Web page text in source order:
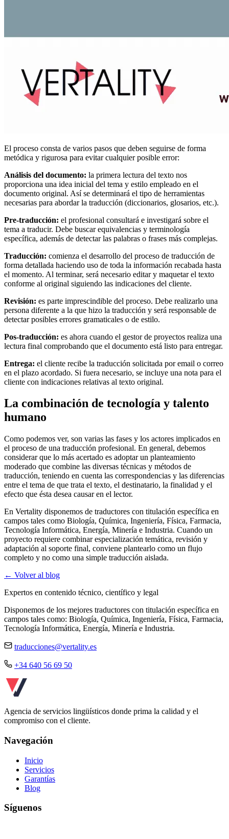
El proceso consta de varios pasos que deben seguirse de forma
metódica y rigurosa para evitar cualquier posible error:
Análisis del documento: la primera lectura del texto nos
proporciona una idea inicial del tema y estilo empleado en el
documento original. Así se determinará el tipo de herramientas
necesarias para abordar la traducción (diccionarios, glosarios, etc.).
Pre-traducción: el profesional consultará e investigará sobre el
tema a traducir. Debe buscar equivalencias y terminología
específica, además de detectar las palabras o frases más complejas.
Traducción: comienza el desarrollo del proceso de traducción de
forma detallada haciendo uso de toda la información recabada hasta
el momento. Al terminar, será necesario editar y maquetar el texto
conforme al original siguiendo las indicaciones del cliente.
Revisión: es parte imprescindible del proceso. Debe realizarlo una
persona diferente a la que hizo la traducción y será responsable de
detectar posibles errores gramaticales o de estilo.
Pos-traducción: es ahora cuando el gestor de proyectos realiza una
lectura final comprobando que el documento está listo para entregar.
Entrega: el cliente recibe la traducción solicitada por email o correo
en el plazo acordado. Si fuera necesario, se incluye una nota para el
cliente con indicaciones relativas al texto original.
La combinación de tecnología y talento
humano
Como podemos ver, son varias las fases y los actores implicados en
el proceso de una traducción profesional. En general, debemos
considerar que lo más acertado es adoptar un planteamiento
moderado que combine las diversas técnicas y métodos de
traducción, teniendo en cuenta las correspondencias y las diferencias
entre el tema de que trata el texto, el destinatario, la finalidad y el
efecto que ésta desea causar en el lector.
En Vertality disponemos de traductores con titulación específica en
campos tales como Biología, Química, Ingeniería, Física, Farmacia,
Tecnología Informática, Energía, Minería e Industria. Cuando un
proyecto requiere combinar especialización temática, revisión y
adaptación al soporte final, conviene plantearlo como un flujo
completo y no como una simple traducción aislada.
← Volver al blog
Expertos en contenido técnico, científico y legal
Disponemos de los mejores traductores con titulación específica en
campos tales como: Biología, Química, Ingeniería, Física, Farmacia,
Tecnología Informática, Energía, Minería e Industria.
traducciones@vertality.es
+34 640 56 69 50
Agencia de servicios lingüísticos donde prima la calidad y el
compromiso con el cliente.
Navegación
Inicio
Servicios
Garantías
Blog
Síguenos